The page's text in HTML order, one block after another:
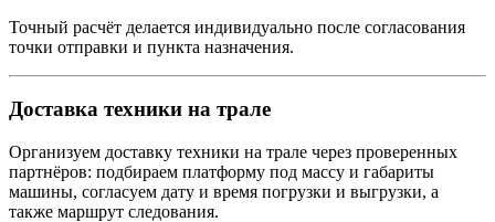
Точный расчёт делается индивидуально после согласования
точки отправки и пункта назначения.
Доставка техники на трале
Организуем доставку техники на трале через проверенных
партнёров: подбираем платформу под массу и габариты
машины, согласуем дату и время погрузки и выгрузки, а
также маршрут следования.